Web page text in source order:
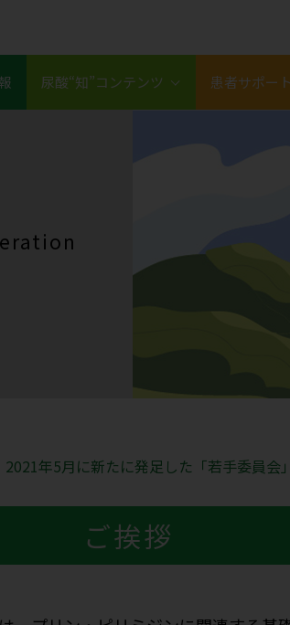
尿酸“知”コンテンツ 患者サポー
年5月に新たに発足した「若手委員会
ご挨拶